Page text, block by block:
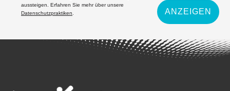
aussteigen. Erfahren Sie mehr über unsere
Datenschutzpraktiken
ANZEIGEN